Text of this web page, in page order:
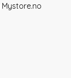
Mystore.no